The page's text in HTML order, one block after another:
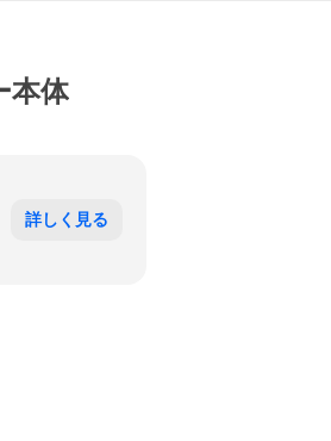
本体
82mm
詳しく見る